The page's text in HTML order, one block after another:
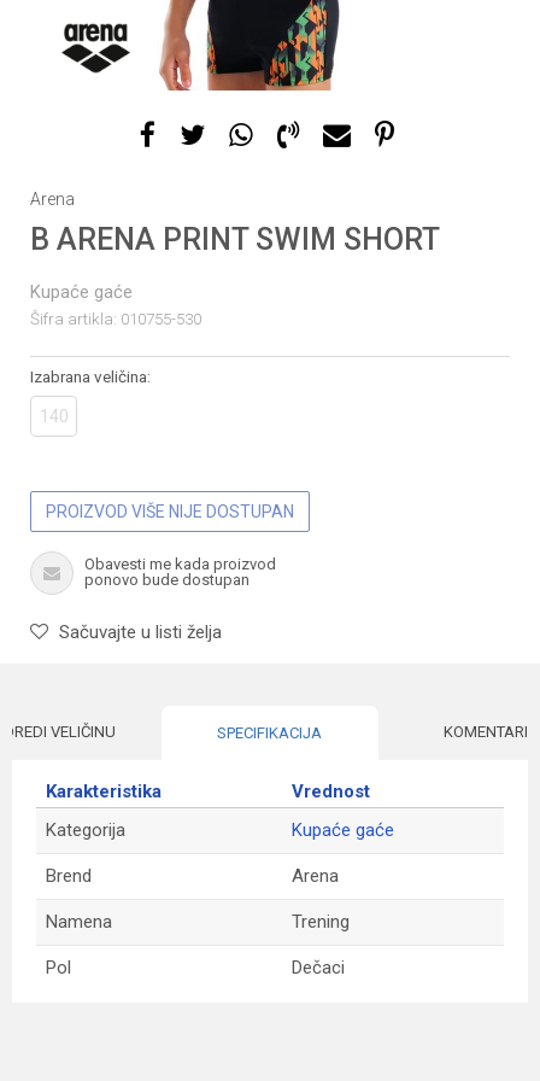
Arena
B ARENA PRINT SWIM SHORT
Kupaće gaće
Šifra artikla: 010755-530
Izabrana veličina:
140
PROIZVOD VIŠE NIJE DOSTUPAN
Obavesti me kada proizvod
ponovo bude dostupan
Sačuvajte u listi želja
VELIČINU SPECIFIKACIJA KOMENTARI
Karakteristika
Vrednost
Kategorija
Kupaće gaće
Brend Arena
Namena Trening
Pol Dečaci